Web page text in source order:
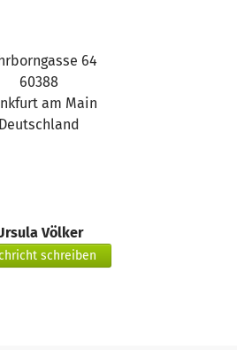
64
60388
am Main
Deutschland
Völker
schreiben